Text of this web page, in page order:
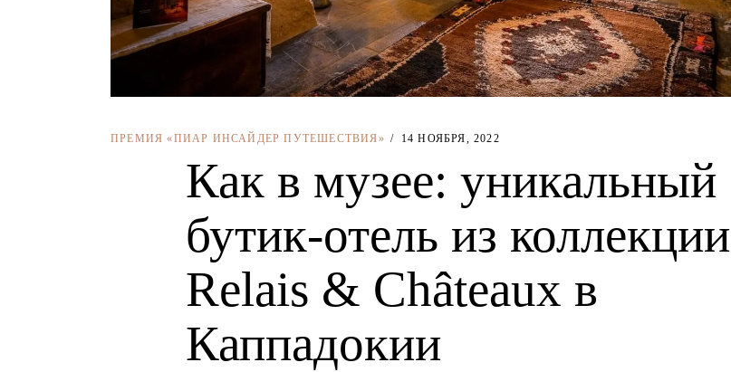
ПРЕМИЯ «ПИАР ИНСАЙДЕР ПУТЕШЕСТВИЯ» 14 НОЯБРЯ, 2022
Как в музее: уникальный
бутик-отель из коллекции
Relais & Châteaux в
Каппадокии